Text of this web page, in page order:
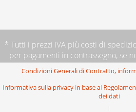
* Tutti i prezzi IVA più costi di
per pagamenti in contrassegno, se
Condizioni Generali di Contratto,
Informativa sulla privacy in base al
dei dati